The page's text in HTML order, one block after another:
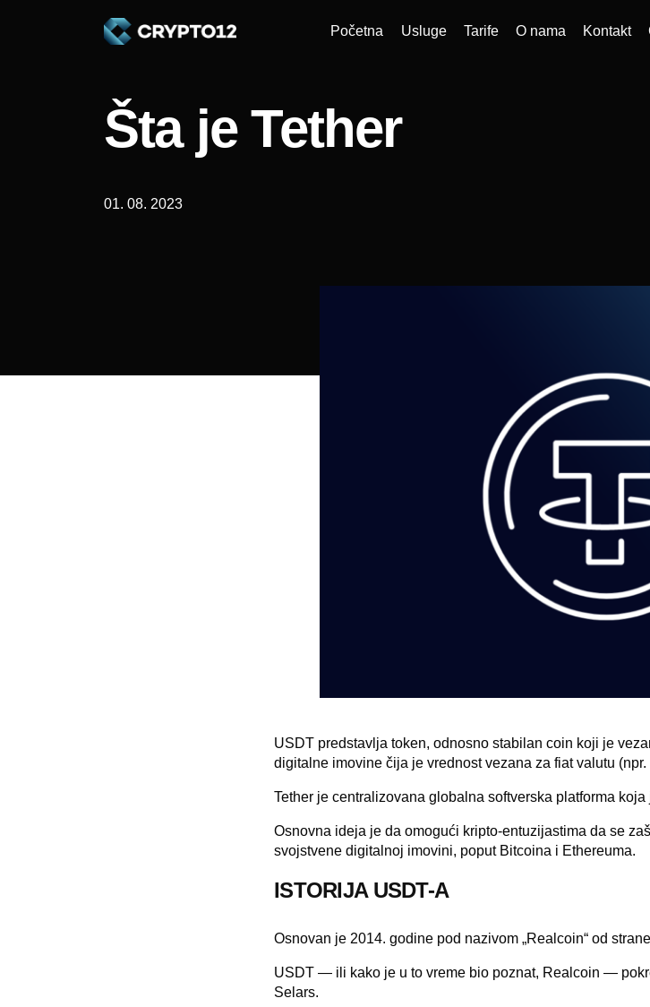
Početna Usluge Tarife O nama Kontakt
Šta je Tether
01. 08. 2023
USDT predstavlja token, odnosno stabilan coin koji je
digitalne imovine čija je vrednost vezana za fiat valutu
Tether je centralizovana globalna softverska platforma
Osnovna ideja je da omogući kripto-entuzijastima da se
svojstvene digitalnoj imovini, poput Bitcoina i Ethereuma.
ISTORIJA USDT-A
Osnovan je 2014. godine pod nazivom „Realcoin“ od
USDT — ili kako je u to vreme bio poznat, Realcoin —
Selars.